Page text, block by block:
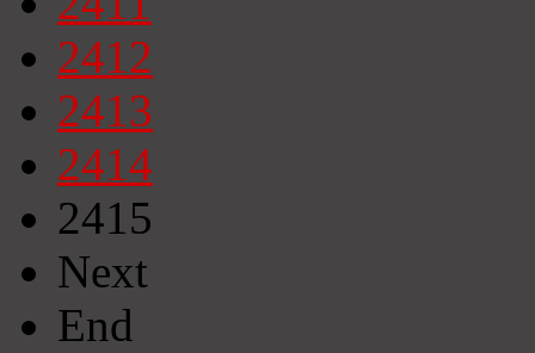
2412
2413
2414
2415
Next
End